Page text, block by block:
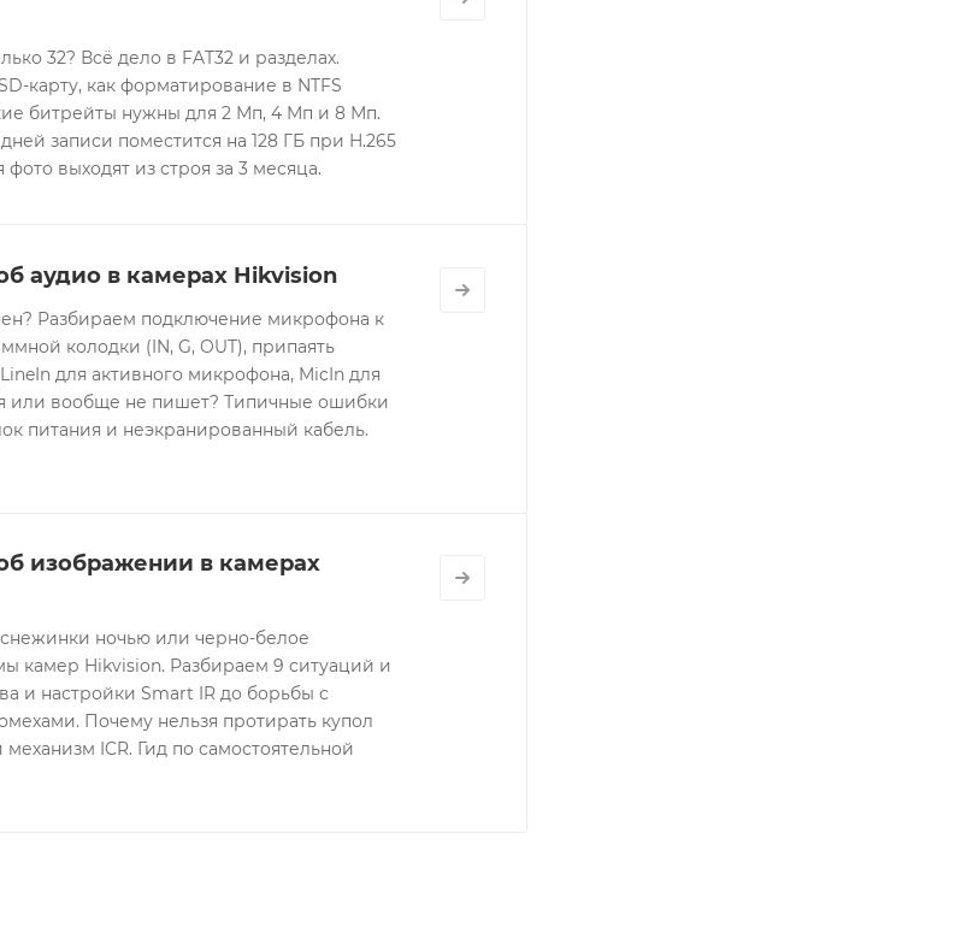
32? Всё дело в FAT32 и разделах.
карту, как форматирование в NTFS
битрейты нужны для 2 Мп, 4 Мп и 8 Мп.
записи поместится на 128 ГБ при H.265
выходят из строя за 3 месяца.
аудио в камерах Hikvision
Разбираем подключение микрофона к
колодки (IN, G, OUT), припаять
для активного микрофона, MicIn для
или вообще не пишет? Типичные ошибки
питания и неэкранированный кабель.
изображении в камерах
снежинки ночью или черно-белое
камер Hikvision. Разбираем 9 ситуаций и
и настройки Smart IR до борьбы с
Почему нельзя протирать купол
ICR. Гид по самостоятельной